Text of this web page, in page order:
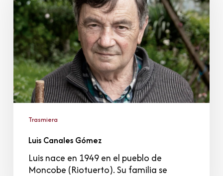
Trasmiera
Luis Canales Gómez
Luis nace en 1949 en el pueblo de
Moncobe (Riotuerto). Su familia se